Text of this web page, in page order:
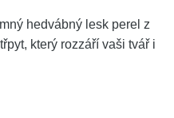
hedvábný lesk perel z
který rozzáří vaši tvář i